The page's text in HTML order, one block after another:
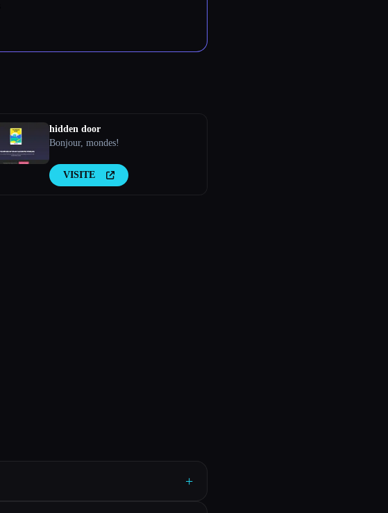
hidden door
Bonjour, mondes!
VISITE
+